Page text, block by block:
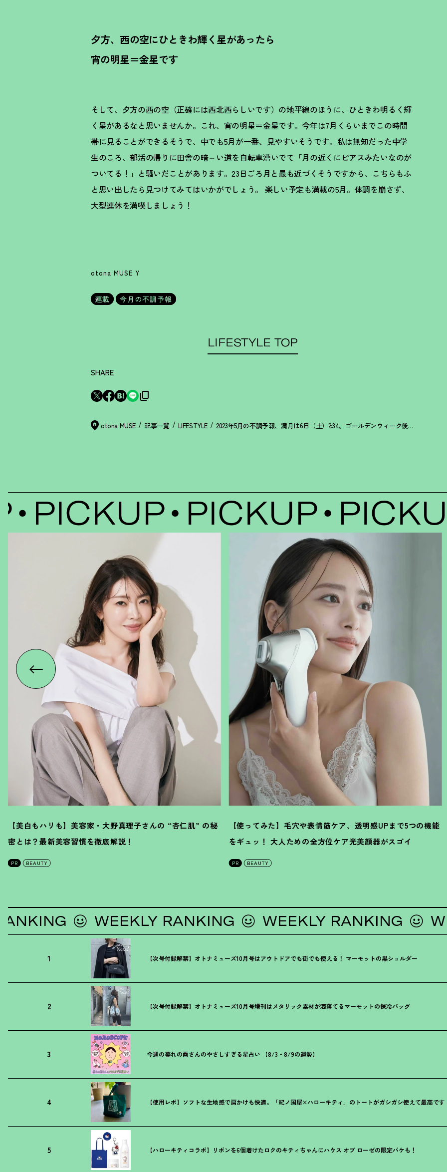
夕方、西の空にひときわ輝く星があったら
宵の明星＝金星です
そして、夕方の西の空（正確には西北西らしいです）の地平線のほうに、ひときわ明るく輝
く星があるなと思いませんか。これ、宵の明星＝金星です。今年は7月くらいまでこの時間
帯に見ることができるそうで、中でも5月が一番、見やすいそうです。私は無知だった中学
生のころ、部活の帰りに田舎の暗～い道を自転車漕いでて「月の近くにピアスみたいなのが
ついてる ！ 」と騒いだことがあります。23日ごろ月と最も近づくそうですから、こちらもふ
と思い出したら見つけてみてはいかがでしょう。 楽しい予定も満載の5月。体調を崩さず、
大型連休を満喫しましょう ！
otona MUSE Y
連載 今月の不調予報
LIFESTYLE TOP
SHARE
otona MUSE 記事一覧 LIFESTYLE 2023年5月の不調予報、満月は6日（土）2:34。ゴールデンウィーク後半は体調不良やイライラに注意
PICKUP PICKUP PICKUP
【美白もハリも】美容家・大野真理子さんの “杏仁肌” の秘
密とは？最新美容習慣を徹底解説 ！
PR BEAUTY
【使ってみた】毛穴や表情筋ケア、透明感UPまで5つの機能
をギュッ ！ 大人ための全方位ケア光美顔器がスゴイ
PR BEAUTY
WEEKLY RANKING WEEKLY RANKING
1 【次号付録解禁】オトナミューズ10月号はアウトドアでも街でも使える ！ マーモットの黒ショルダー
2 【次号付録解禁】オトナミューズ10月号増刊はメタリック素材が洒落てるマーモットの保冷バッグ
3 今週の暮れの酉さんのやさしすぎる星占い 【8/3‐8/9の運勢】
4 【使用レポ】ソフトな生地感で肩かけも快適。「紀ノ国屋×ハローキティ」のトートがガシガシ使えて最高です
5 【ハローキティコラボ】リボンを6個着けたロクのキティちゃんにハウス オブ ローゼの限定パケも ！